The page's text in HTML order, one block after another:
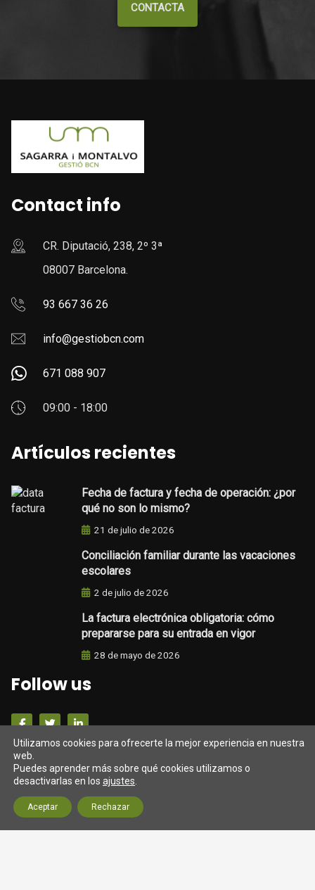
CONTACTA
Contact info
CR. Diputació, 238, 2º 3ª
08007 Barcelona.
93 667 36 26
info@gestiobcn.com
671 088 907
09:00 - 18:00
Artículos recientes
Fecha de factura y fecha de operación: ¿por
qué no son lo mismo?
21 de julio de 2026
Conciliación familiar durante las vacaciones
escolares
2 de julio de 2026
La factura electrónica obligatoria: cómo
prepararse para su entrada en vigor
28 de mayo de 2026
Follow us
Darrers tweets
Tweets from https://twitter.com/twitter/lists/official-
twitter-accts
Utilizamos cookies para ofrecerte la mejor experiencia en nuestra
web.
Puedes aprender más sobre qué cookies utilizamos o
desactivarlas en los ajustes
Aceptar Rechazar